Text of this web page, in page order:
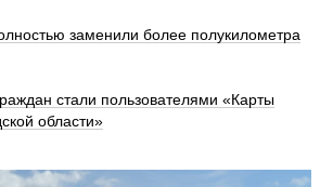
заменили более полукилометра
стали пользователями «Карты
области»